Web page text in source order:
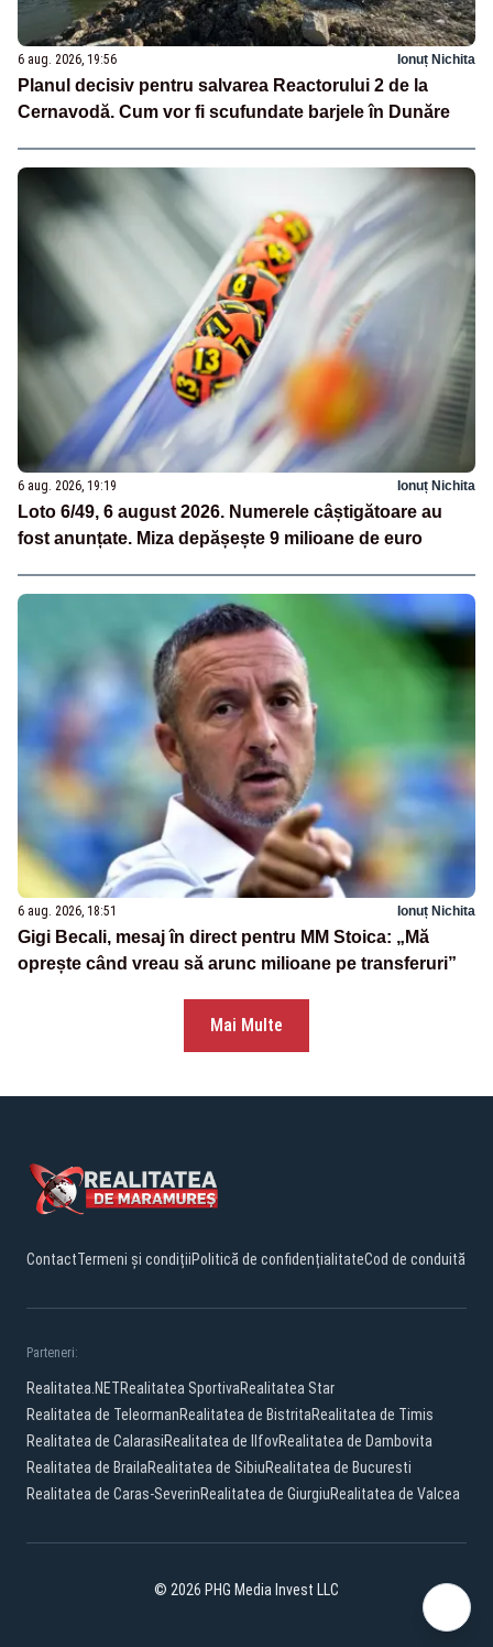
6 aug. 2026, 19:56 Ionuț Nichita
Planul decisiv pentru salvarea Reactorului 2 de la
Cernavodă. Cum vor fi scufundate barjele în Dunăre
6 aug. 2026, 19:19 Ionuț Nichita
Loto 6/49, 6 august 2026. Numerele câștigătoare au
fost anunțate. Miza depășește 9 milioane de euro
6 aug. 2026, 18:51 Ionuț Nichita
Gigi Becali, mesaj în direct pentru MM Stoica: „Mă
oprește când vreau să arunc milioane pe transferuri”
Mai Multe
ContactTermeni și condițiiPolitică de confidențialitateCod de conduită
Parteneri:
Realitatea.NETRealitatea SportivaRealitatea Star
Realitatea de TeleormanRealitatea de BistritaRealitatea de Timis
Realitatea de CalarasiRealitatea de IlfovRealitatea de Dambovita
Realitatea de BrailaRealitatea de SibiuRealitatea de Bucuresti
Realitatea de Caras-SeverinRealitatea de GiurgiuRealitatea de Valcea
© 2026 PHG Media Invest LLC